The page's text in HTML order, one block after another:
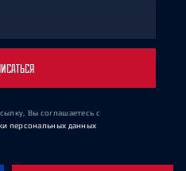
Вы соглашаетесь с
персональных данных